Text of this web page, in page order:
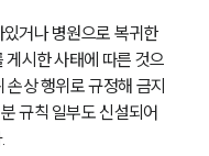
거나 병원으로 복귀한
게시한 사태에 따른 것으
상 행위로 규정해 금지
규칙 일부도 신설되어